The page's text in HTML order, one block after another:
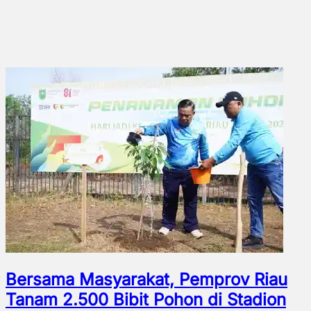
Bersama Masyarakat, Pemprov Riau
Tanam 2.500 Bibit Pohon di Stadion